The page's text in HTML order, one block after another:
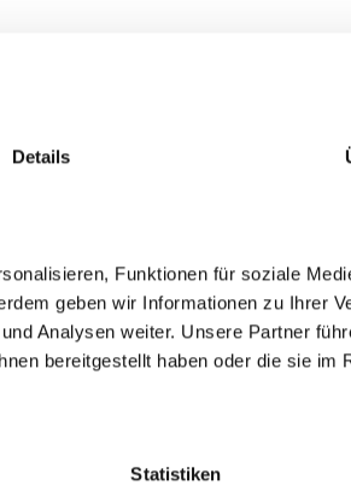
Details
Funktionen für soziale
geben wir Informationen zu Ihrer
Analysen weiter. Unsere Partner
bereitgestellt haben oder die sie im
Statistiken
SS44 bis Saltaus
SS44 bis Saltaus
weiter
Richtung Meran auf der